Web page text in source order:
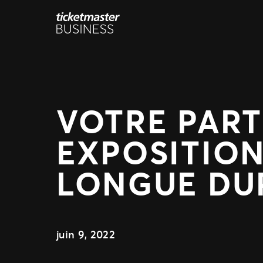
VOTRE
LONGUE
juin 9, 2022